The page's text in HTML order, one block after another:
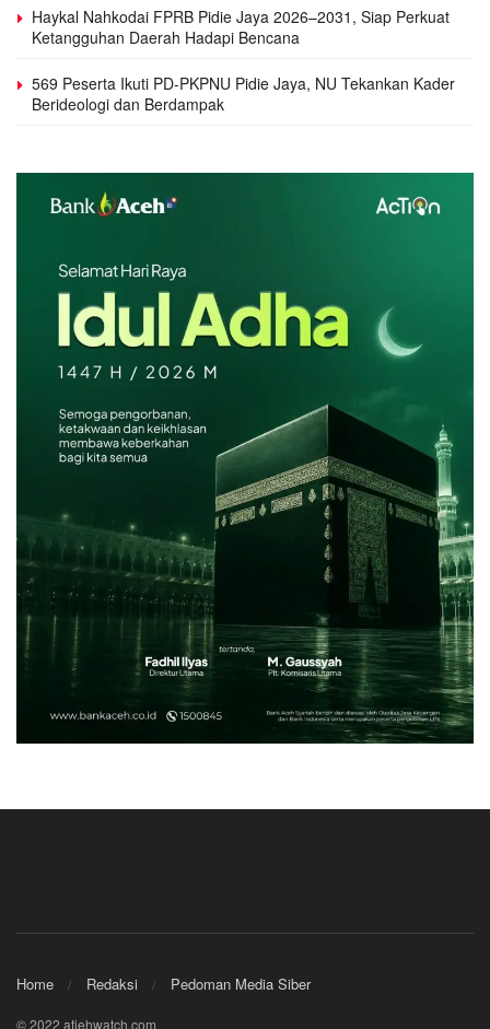
Haykal Nahkodai FPRB Pidie Jaya 2026–2031, Siap Perkuat
Ketangguhan Daerah Hadapi Bencana
569 Peserta Ikuti PD-PKPNU Pidie Jaya, NU Tekankan Kader
Berideologi dan Berdampak
Home Redaksi Pedoman Media Siber
© 2022 atjehwatch.com